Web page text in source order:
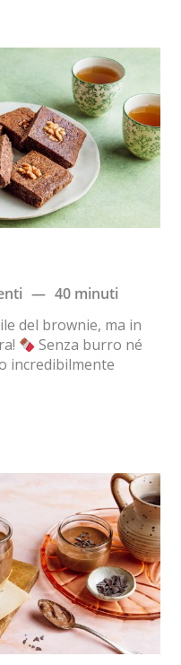
— 40 minuti
del brownie, ma in
Senza burro né
incredibilmente